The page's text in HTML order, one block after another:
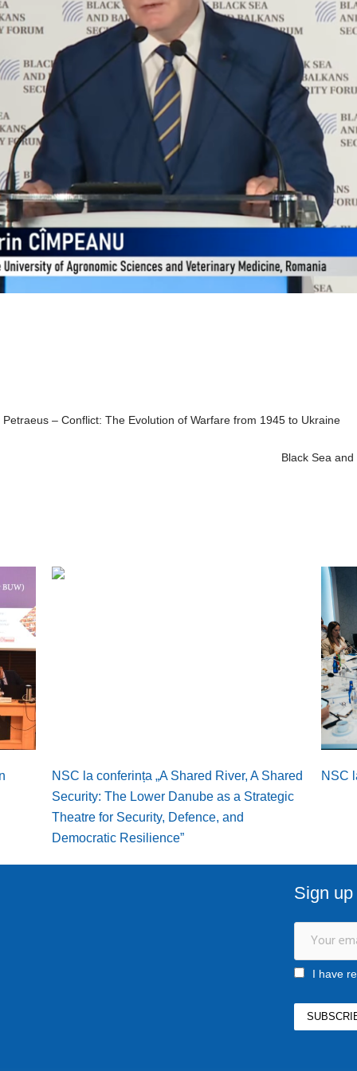
– Conflict: The Evolution of Warfare from 1945 to Ukraine
Black Sea
NSC la conferința „A Shared River, A Shared
Security: The Lower Danube as a Strategic
Theatre for Security, Defence, and
Democratic Resilience”
NSC
Sign
I have